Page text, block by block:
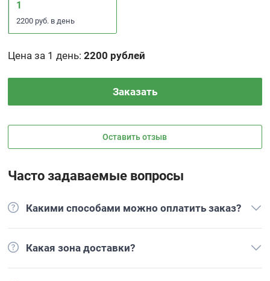
1
2200 руб. в день
Цена за 1 день:2200 рублей
Заказать
Оставить отзыв
Часто задаваемые вопросы
Какими способами можно оплатить заказ?
Какая зона доставки?